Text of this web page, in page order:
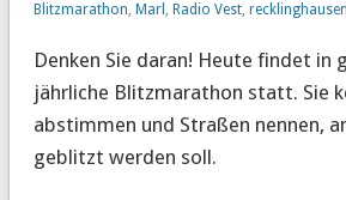
Blitzmarathon, Marl , Radio Vest, recklinghausen
Denken Sie daran! Heute findet in
jährliche Blitzmarathon statt. Sie
abstimmen und Straßen nennen,
geblitzt werden soll.